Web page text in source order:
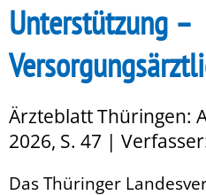
Unterstützung –
Ärzteblatt Thüringen:
2026, S. 47 |
Das Thüringer